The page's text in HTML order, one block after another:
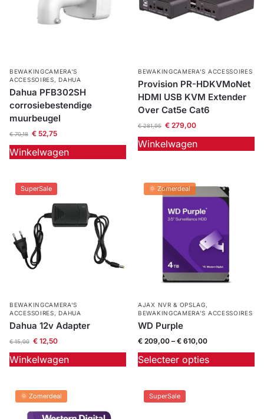
BEWAKINGCAMERA'S
ACCESSOIRES,DAHUA
Dahua PFB302SH
corrosiebestendige
muurbeugel
€70,18 €52,75
Winkelwagen
BEWAKINGCAMERA'S ACCESSOIRES
Provision PR-HDKVMoNet
HDMI USB KVM Extender
Over Cat5e Cat6
€281,95 €279,00
Winkelwagen
SuperSale
BEWAKINGCAMERA'S
ACCESSOIRES,DAHUA
Dahua 12v Adapter
€15,00 €12,50
Winkelwagen
🌞 Zomerdeal
AJAX NVR & OPSLAG,
BEWAKINGCAMERA'S ACCESSOIRES
WD Purple
€ 209,00 – € 610,00
Selecteer opties
🌞 Zomerdeal SuperSale